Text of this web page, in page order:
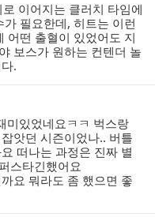
이어지는 클러치 타임에
필요한데, 히트는 이런
어떤 출혈이 있었어도 지
보스가 원하는 컨텐더 놀
.
미있었네요ㅋㅋ 벅스랑
앗던 시즌이었나.. 버틀
떠나는 과정은 진짜 별
스타긴했어요
요 뭐라도 좀 했으면 좋